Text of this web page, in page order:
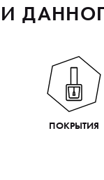
ПОКРЫТИЯ